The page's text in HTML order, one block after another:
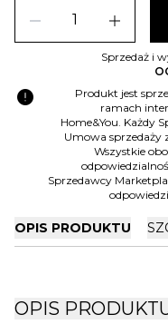
remove add
Sprzedaż i
error
Produkt jest
ramach
Home&You. Każdy
Umowa sprzedaży
Wszystkie
Sprzedawcy
OPIS PRODUKTU
OPIS